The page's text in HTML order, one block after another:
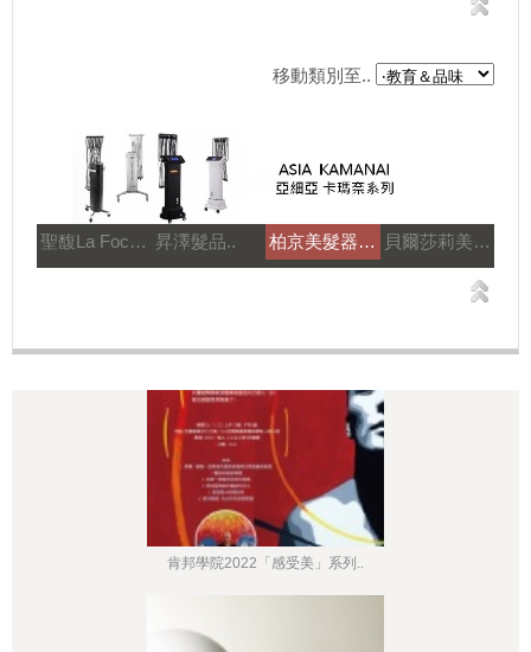
移動類別至..
聖馥La Focus.. 昇澤髮品.. 柏京美髮器材.. 貝爾莎莉美髮美容補習..
肯邦學院2022「感受美」系列..